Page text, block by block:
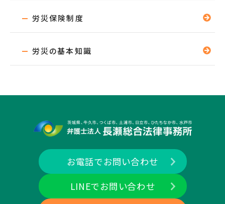
労災保険制度
労災の基本知識
お電話でお問い合わせ
LINEでお問い合わせ